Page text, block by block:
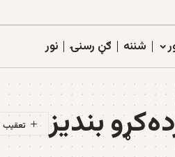
شننه ګڼ رسنۍ نور
بندیز